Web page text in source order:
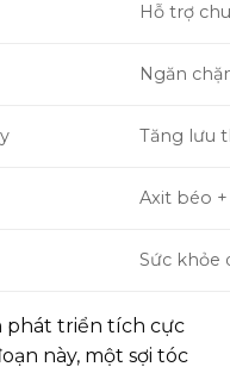
Hỗ trợ
Ngăn
Tăng lưu
Axit béo +
Sức khỏe
phát triển tích cực
này, một sợi tóc